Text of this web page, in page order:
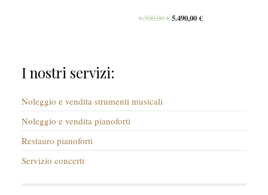
6.500,00€5.490,00€
I nostri servizi:
Noleggio e vendita strumenti musicali
Noleggio e vendita pianoforti
Restauro pianoforti
Servizio concerti